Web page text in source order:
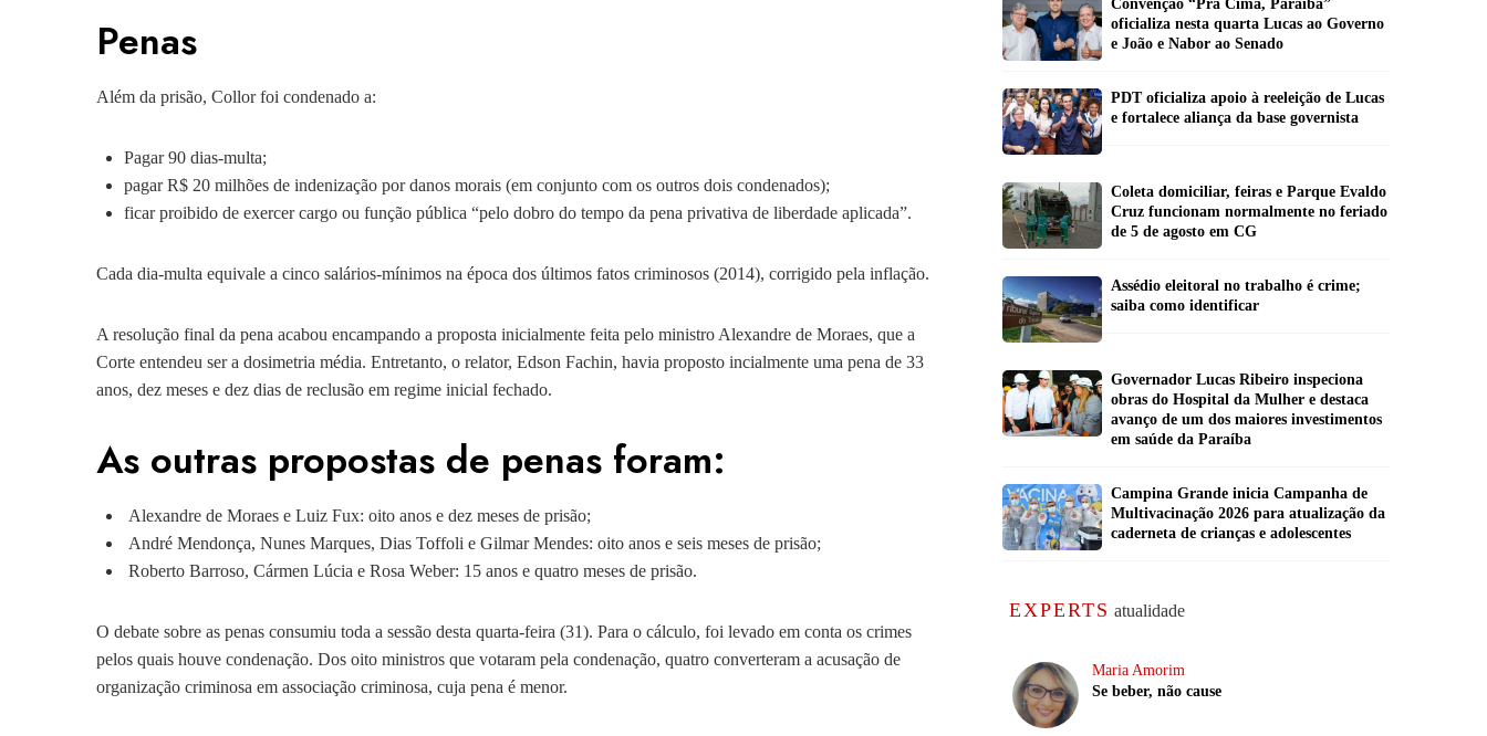
Penas
Além da prisão, Collor foi condenado a:
Pagar 90 dias-multa;
pagar R$ 20 milhões de indenização por danos morais (em conjunto com os outros dois condenados);
ficar proibido de exercer cargo ou função pública “pelo dobro do tempo da pena privativa de liberdade aplicada”.
Cada dia-multa equivale a cinco salários-mínimos na época dos últimos fatos criminosos (2014), corrigido pela inflação.
A resolução final da pena acabou encampando a proposta inicialmente feita pelo ministro Alexandre de Moraes, que a
Corte entendeu ser a dosimetria média. Entretanto, o relator, Edson Fachin, havia proposto incialmente uma pena de 33
anos, dez meses e dez dias de reclusão em regime inicial fechado.
As outras propostas de penas foram:
Alexandre de Moraes e Luiz Fux: oito anos e dez meses de prisão;
André Mendonça, Nunes Marques, Dias Toffoli e Gilmar Mendes: oito anos e seis meses de prisão;
Roberto Barroso, Cármen Lúcia e Rosa Weber: 15 anos e quatro meses de prisão.
O debate sobre as penas consumiu toda a sessão desta quarta-feira (31). Para o cálculo, foi levado em conta os crimes
pelos quais houve condenação. Dos oito ministros que votaram pela condenação, quatro converteram a acusação de
organização criminosa em associação criminosa, cuja pena é menor.
Convenção “Pra Cima, Paraíba”
oficializa nesta quarta Lucas ao Governo
e João e Nabor ao Senado
PDT oficializa apoio à reeleição de Lucas
e fortalece aliança da base governista
Coleta domiciliar, feiras e Parque Evaldo
Cruz funcionam normalmente no feriado
de 5 de agosto em CG
Assédio eleitoral no trabalho é crime;
saiba como identificar
Governador Lucas Ribeiro inspeciona
obras do Hospital da Mulher e destaca
avanço de um dos maiores investimentos
em saúde da Paraíba
Campina Grande inicia Campanha de
Multivacinação 2026 para atualização da
caderneta de crianças e adolescentes
EXPERTS atualidade
Maria Amorim
Se beber, não cause